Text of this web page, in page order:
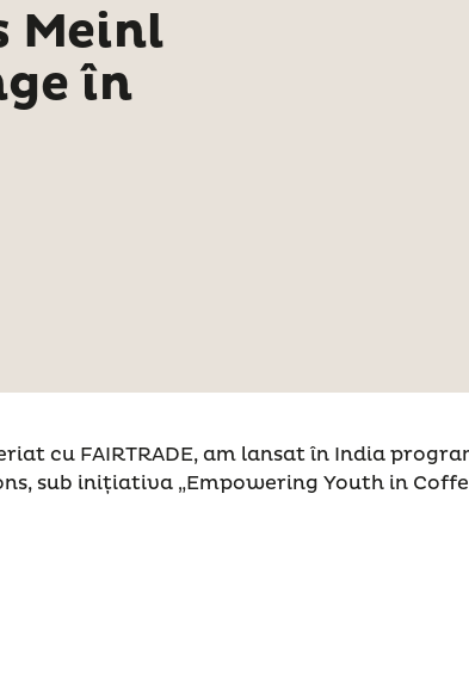
Meinl
în
cu FAIRTRADE, am lansat în India
sub inițiativa „Empowering Youth in